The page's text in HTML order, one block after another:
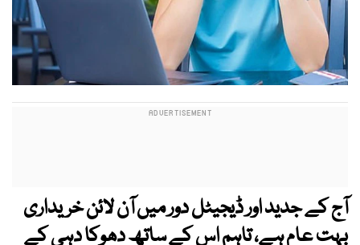
آج کے جدید اور ڈیجیٹل دور میں آن لائن خریداری
بہت عام ہے، تاہم اس کے ساتھ دھوکا دہی کے